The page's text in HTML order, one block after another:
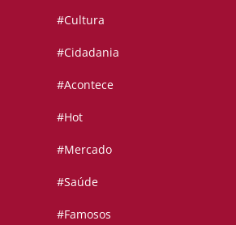
#Cultura
#Cidadania
#Acontece
#Hot
#Mercado
#Saúde
#Famosos